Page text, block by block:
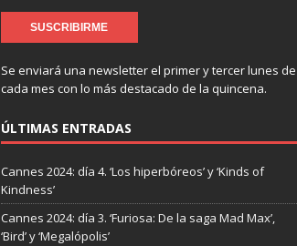
Se enviará una newsletter el primer y tercer lunes de
cada mes con lo más destacado de la quincena.
ÚLTIMAS ENTRADAS
Cannes 2024: día 4. ‘Los hiperbóreos’ y ‘Kinds of
Kindness’
Cannes 2024: día 3. ‘Furiosa: De la saga Mad Max’,
‘Bird’ y ‘Megalópolis’